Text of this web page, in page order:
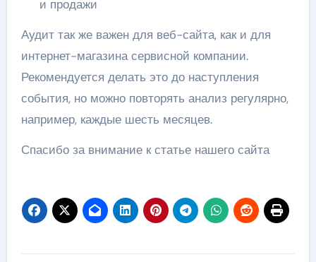
и продажи
Аудит так же важен для веб-сайта, как и для
интернет-магазина сервисной компании.
Рекомендуется делать это до наступления
события, но можно повторять анализ регулярно,
например, каждые шесть месяцев.
Спасибо за внимание к статье нашего сайта